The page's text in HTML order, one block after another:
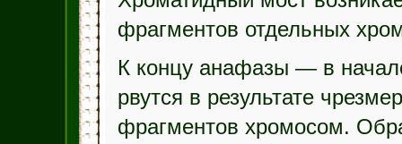
фрагментов отдельных
К концу анафазы — в
рвутся в результате
фрагментов хромосом.